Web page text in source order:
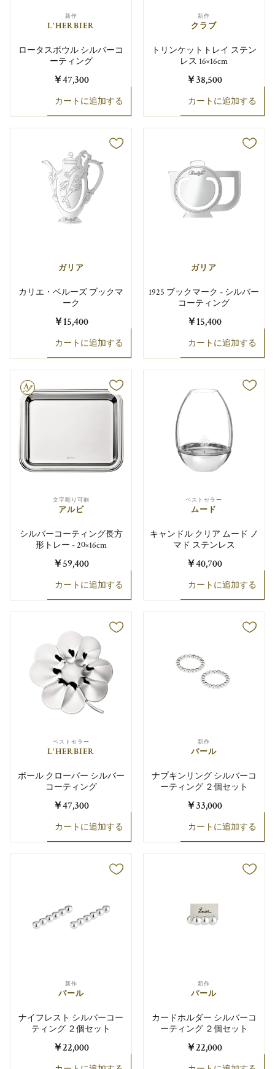
新作
L'HERBIER
ロータスボウル シルバーコ
ーティング
￥47,300
カートに追加する
新作
クラブ
トリンケットトレイ ステン
レス 16×16cm
￥38,500
カートに追加する
ガリア
カリエ・ベルーズ ブックマ
ーク
￥15,400
カートに追加する
ガリア
1925 ブックマーク - シルバー
コーティング
￥15,400
カートに追加する
文字彫り可能
アルビ
シルバーコーティング長方
形トレー - 20×16cm
￥59,400
カートに追加する
ベストセラー
ムード
キャンドル クリア ムード ノ
マド ステンレス
￥40,700
カートに追加する
ベストセラー
L'HERBIER
ボール クローバー シルバー
コーティング
￥47,300
カートに追加する
新作
パール
ナプキンリング シルバーコ
ーティング ２個セット
￥33,000
カートに追加する
新作
パール
ナイフレスト シルバーコー
ティング ２個セット
￥22,000
新作
パール
カードホルダー シルバーコ
ーティング ２個セット
￥22,000